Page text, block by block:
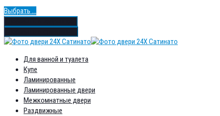
Выбрать ...
Для ванной и туалета
Купе
Ламинированные
Ламинированные двери
Межкомнатные двери
Раздвижные